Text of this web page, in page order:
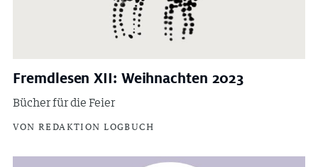
Fremdlesen XII: Weihnachten 2023
Bücher für die Feier
VON REDAKTION LOGBUCH